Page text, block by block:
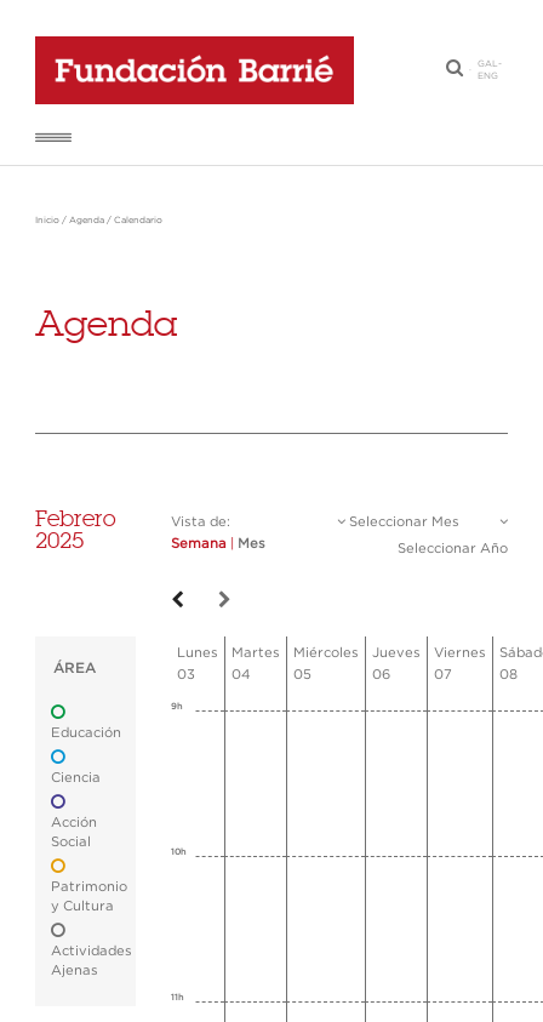
·
GAL-
ENG
Inicio / Agenda / Calendario
Agenda
Febrero
2025
Vista de:
Semana
Mes
Seleccionar Mes
Seleccionar Año
ÁREA
Educación
Ciencia
Acción
Social
Patrimonio
y Cultura
Actividades
Ajenas
Lunes
03
Martes
04
Miércoles
05
Jueves
06
Viernes
07
08
9h
10h
11h